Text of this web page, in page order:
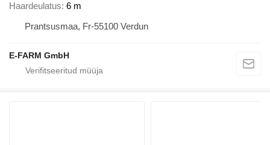
Haardeulatus 6 m
Prantsusmaa, Fr-55100 Verdun
E-FARM GmbH